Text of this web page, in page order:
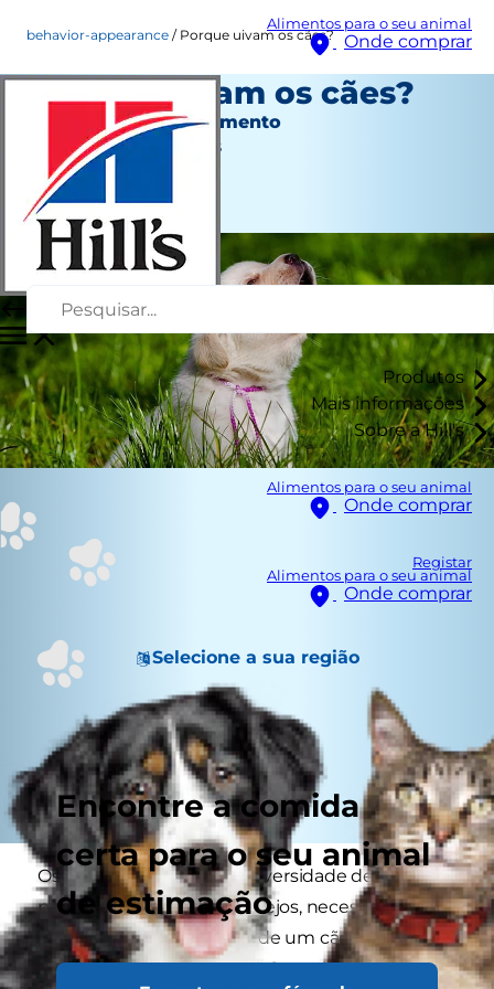
Alimentos para o seu animal
Onde comprar
Produtos
Mais informações
Sobre a Hill's
Alimentos para o seu animal
Onde comprar
Registar
Alimentos para o seu animal
Onde comprar
Selecione a sua região
Encontre a comida
certa para o seu animal
de estimação
behavior-appearance Porque uivam os cães?
Porque uivam os cães?
Aspeto e comportamento
Jean Marie Bauhaus
Setembro 18, 2019
Os cães produzem uma diversidade de sons
para expressar os seus desejos, necessidades e
sentimentos, mas o uivar de um cão, em
particular, é inconfundível. O motivo porque